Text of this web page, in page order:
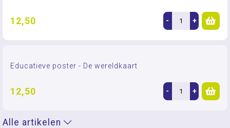
12,50 - +
Educatieve poster - De wereldkaart
12,50 - +
Alle artikelen